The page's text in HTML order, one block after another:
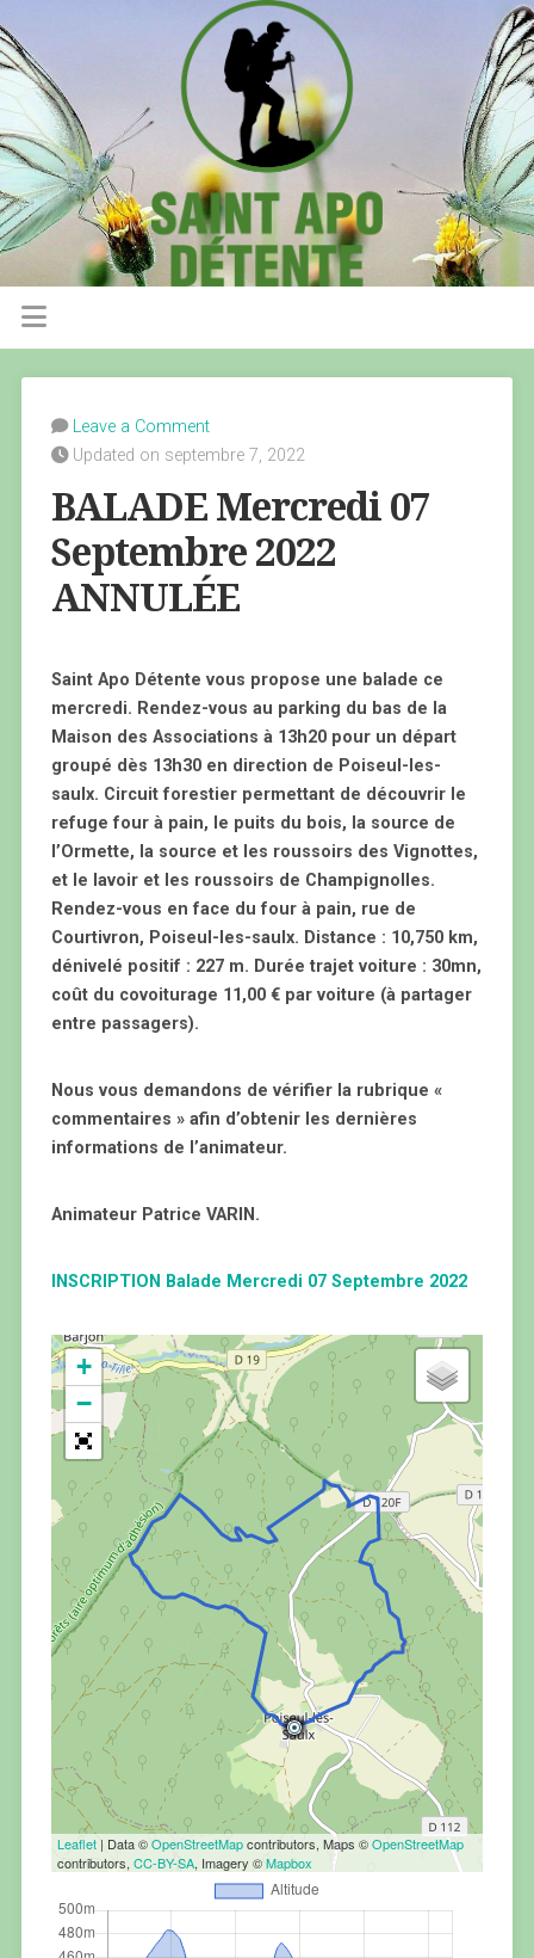
Leave a Comment
Updated on septembre 7, 2022
BALADE Mercredi 07
Septembre 2022
ANNULÉE
Saint Apo Détente vous propose une balade ce
mercredi. Rendez-vous au parking du bas de la
Maison des Associations à 13h20 pour un départ
groupé dès 13h30 en direction de Poiseul-les-
saulx. Circuit forestier permettant de découvrir le
refuge four à pain, le puits du bois, la source de
l’Ormette, la source et les roussoirs des Vignottes,
et le lavoir et les roussoirs de Champignolles.
Rendez-vous en face du four à pain, rue de
Courtivron, Poiseul-les-saulx. Distance : 10,750 km,
dénivelé positif : 227 m. Durée trajet voiture : 30mn,
coût du covoiturage 11,00 € par voiture (à partager
entre passagers).
Nous vous demandons de vérifier la rubrique «
commentaires » afin d’obtenir les dernières
informations de l’animateur.
Animateur Patrice VARIN.
INSCRIPTION Balade Mercredi 07 Septembre 2022
+
−
Leaflet| Data ©OpenStreetMapcontributors, Maps ©OpenStreetMap
contributors, CC-BY-SA, Imagery ©Mapbox